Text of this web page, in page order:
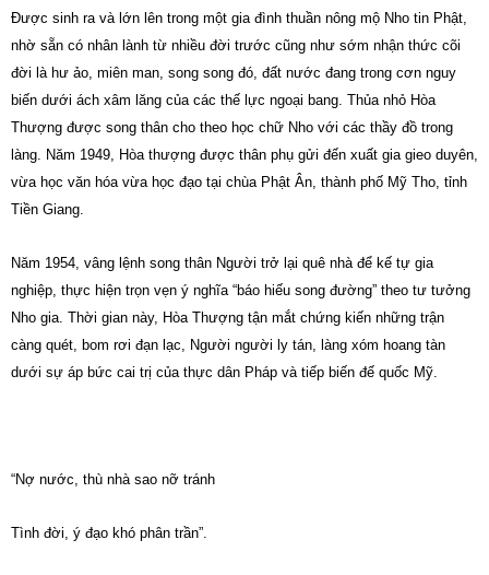
Được sinh ra và lớn lên trong một gia đình thuần nông mộ Nho tin Phật,
nhờ sẵn có nhân lành từ nhiều đời trước cũng như sớm nhận thức cõi
đời là hư ảo, miên man, song song đó, đất nước đang trong cơn nguy
biến dưới ách xâm lăng của các thế lực ngoại bang. Thủa nhỏ Hòa
Thượng được song thân cho theo học chữ Nho với các thầy đồ trong
làng. Năm 1949, Hòa thượng được thân phụ gửi đến xuất gia gieo duyên,
vừa học văn hóa vừa học đạo tại chùa Phật Ân, thành phố Mỹ Tho, tỉnh
Tiền Giang.
Năm 1954, vâng lệnh song thân Người trở lại quê nhà để kế tự gia
nghiệp, thực hiện trọn vẹn ý nghĩa “báo hiếu song đường” theo tư tưởng
Nho gia. Thời gian này, Hòa Thượng tận mắt chứng kiến những trận
càng quét, bom rơi đạn lạc, Người người ly tán, làng xóm hoang tàn
dưới sự áp bức cai trị của thực dân Pháp và tiếp biến đế quốc Mỹ.
“Nợ nước, thù nhà sao nỡ tránh
Tình đời, ý đạo khó phân trần”.